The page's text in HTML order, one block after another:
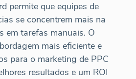
permite que equipes de
se concentrem mais na
em tarefas manuais. O
mais eficiente e
para o marketing de PPC
resultados e um ROI